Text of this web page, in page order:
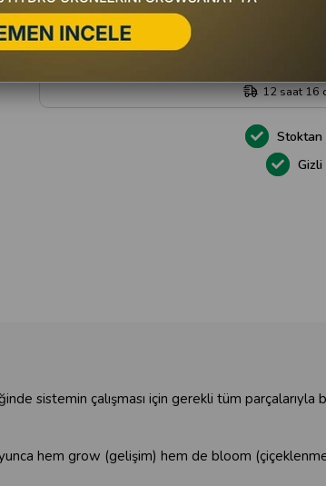
Hafta içi 16:00'a kadar
12saat16
Stoktan
Gizli
sistemin çalışması için gerekli tüm
hem grow (gelişim) hem de bloom